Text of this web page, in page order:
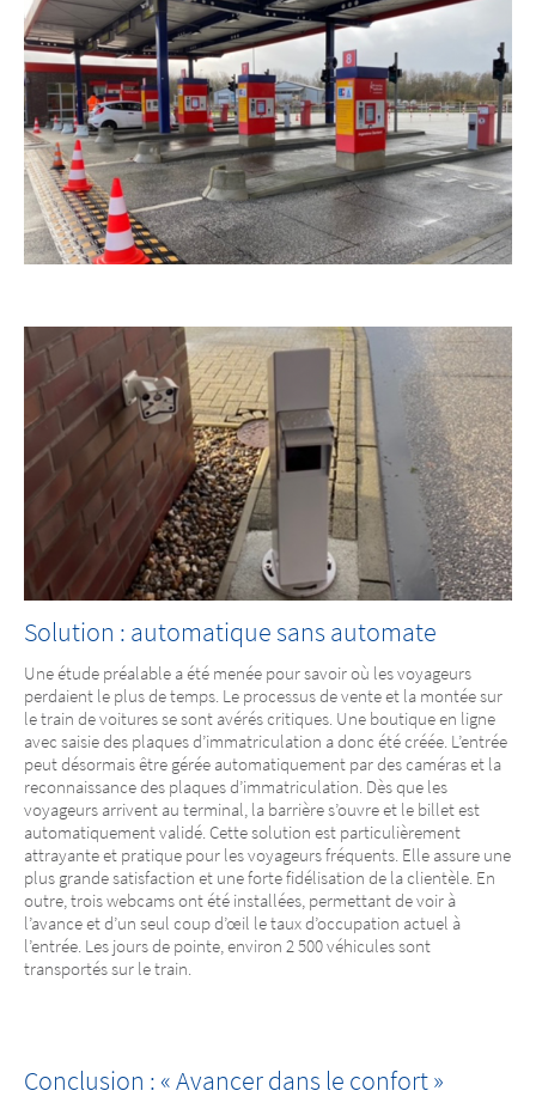
Solution : automatique sans automate
Une étude préalable a été menée pour savoir où les voyageurs
perdaient le plus de temps. Le processus de vente et la montée sur
le train de voitures se sont avérés critiques. Une boutique en ligne
avec saisie des plaques d’immatriculation a donc été créée. L’entrée
peut désormais être gérée automatiquement par des caméras et la
reconnaissance des plaques d’immatriculation. Dès que les
voyageurs arrivent au terminal, la barrière s’ouvre et le billet est
automatiquement validé. Cette solution est particulièrement
attrayante et pratique pour les voyageurs fréquents. Elle assure une
plus grande satisfaction et une forte fidélisation de la clientèle. En
outre, trois webcams ont été installées, permettant de voir à
l’avance et d’un seul coup d’œil le taux d’occupation actuel à
l’entrée. Les jours de pointe, environ 2 500 véhicules sont
transportés sur le train.
Conclusion : « Avancer dans le confort »